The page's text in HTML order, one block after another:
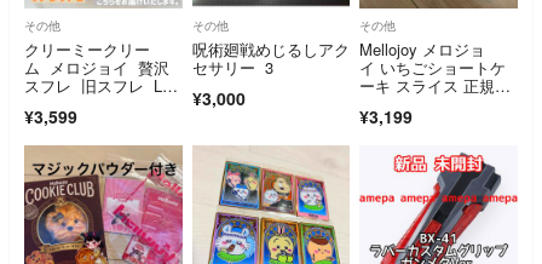
その他
クリーミークリー
ム メロジョイ 贅沢
スフレ 旧スフレ Lサ
ウダー無し】
¥3,599
その他
呪術廻戦めじるしアク
セサリー 3
¥3,000
その他
Mellojoy メロジョ
イ いちごショートケ
ーキ スライス 正規
¥3,199